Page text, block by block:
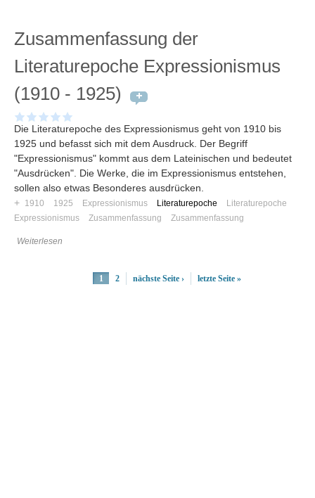
Zusammenfassung der
Literaturepoche Expressionismus
(1910 - 1925)
Die Literaturepoche des Expressionismus geht von 1910 bis
1925 und befasst sich mit dem Ausdruck. Der Begriff
"Expressionismus" kommt aus dem Lateinischen und bedeutet
"Ausdrücken". Die Werke, die im Expressionismus entstehen,
sollen also etwas Besonderes ausdrücken.
+ 1910 1925 Expressionismus Literaturepoche
Literaturepoche
Expressionismus
Zusammenfassung Zusammenfassung
Weiterlesen
1 2 nächste Seite › letzte Seite »